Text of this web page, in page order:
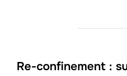
Re-confinement :